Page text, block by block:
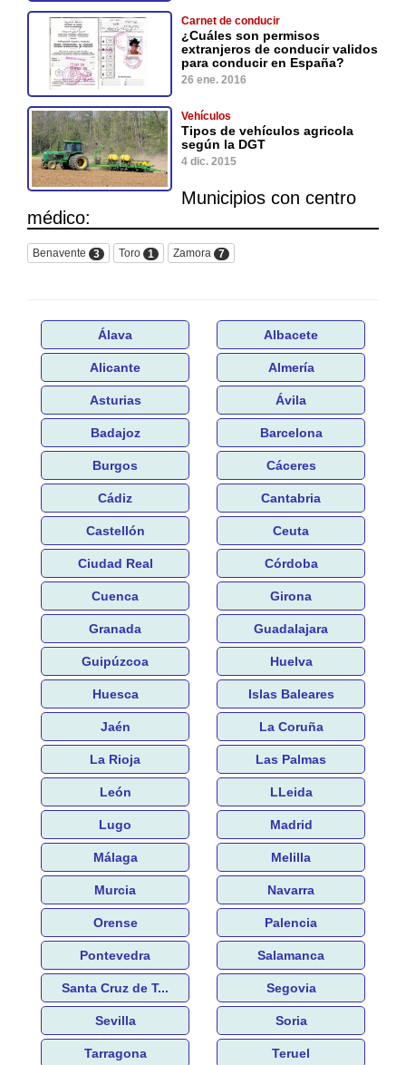
Carnet de conducir
¿Cuáles son permisos
extranjeros de conducir validos
para conducir en España?
26 ene. 2016
Vehículos
Tipos de vehículos agricola
según la DGT
4 dic. 2015
Municipios con centro
médico:
Benavente 3 Toro 1 Zamora 7
Álava Albacete
Alicante Almería
Asturias Ávila
Badajoz Barcelona
Burgos Cáceres
Cádiz Cantabria
Castellón Ceuta
Ciudad Real Córdoba
Cuenca Girona
Granada Guadalajara
Guipúzcoa Huelva
Huesca Islas Baleares
Jaén La Coruña
La Rioja Las Palmas
León LLeida
Lugo Madrid
Málaga Melilla
Murcia Navarra
Orense Palencia
Pontevedra Salamanca
Santa Cruz de T... Segovia
Sevilla Soria
Tarragona Teruel